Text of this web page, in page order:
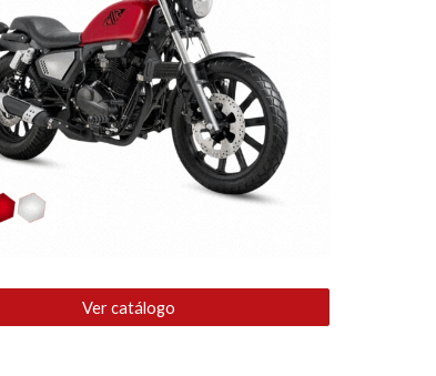
Ver catálogo